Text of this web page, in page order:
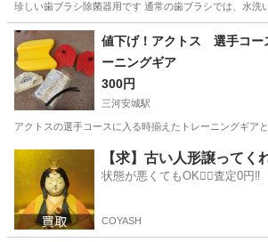
珍しい歯ブラシ除菌器用です 通常の歯ブラシでは、水
愛知 名古屋市 熱田駅 その他
値下げ！アクトス 選手コ
ーニングギア
300円
三河安城駅
アクトスの選手コースに入る時揃えたトレーニングギア
三河安城駅 その他 アクト
【求】古い人形譲ってく
状態が悪くてもOK🙆‍♀️査定0円‼️
COYASH